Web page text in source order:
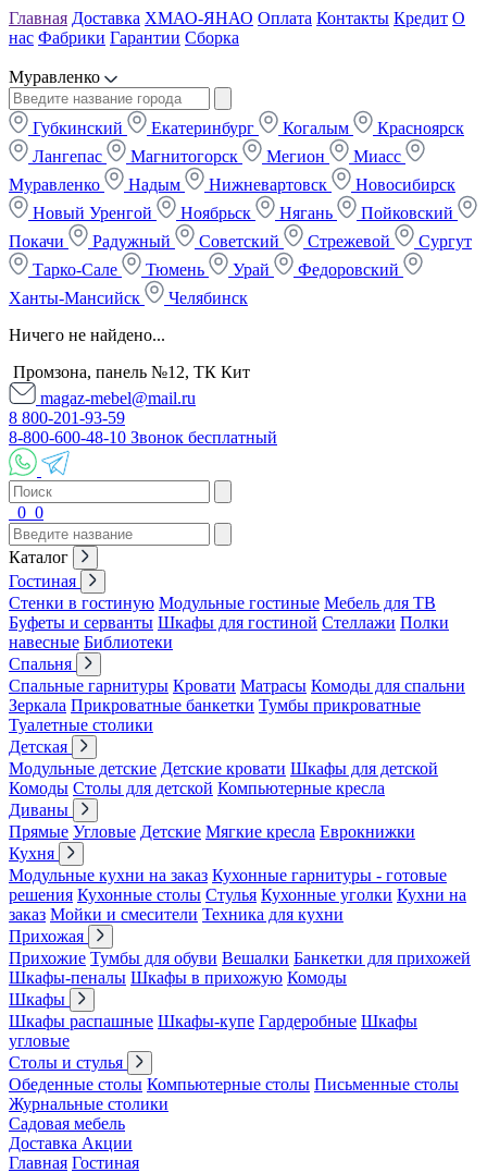
Главная Доставка ХМАО-ЯНАО Оплата Контакты Кредит О
нас Фабрики Гарантии Сборка
Муравленко
Губкинский Екатеринбург Когалым
Красноярск
Лангепас
Магнитогорск Мегион
Миасс
Муравленко
Надым Нижневартовск
Новосибирск
Новый Уренгой
Ноябрьск Нягань
Пойковский
Покачи
Радужный Советский Стрежевой
Сургут
Тарко-Сале
Тюмень Урай
Федоровский
Ханты-Мансийск
Челябинск
Ничего не найдено...
Промзона, панель №12, ТК Кит
magaz-mebel@mail.ru
8 800-201-93-59
8-800-600-48-10 Звонок бесплатный
0 0
Каталог
Гостиная
Стенки в гостиную Модульные гостиные Мебель для ТВ
Буфеты и серванты Шкафы для гостиной Стеллажи Полки
навесные Библиотеки
Спальня
Спальные гарнитуры Кровати Матрасы Комоды для спальни
Зеркала Прикроватные банкетки Тумбы прикроватные
Туалетные столики
Детская
Модульные детские Детские кровати Шкафы для детской
Комоды Столы для детской Компьютерные кресла
Диваны
Прямые Угловые Детские Мягкие кресла Еврокнижки
Кухня
Модульные кухни на заказ Кухонные гарнитуры - готовые
решения Кухонные столы Стулья Кухонные уголки Кухни на
заказ Мойки и смесители Техника для кухни
Прихожая
Прихожие Тумбы для обуви Вешалки Банкетки для прихожей
Шкафы-пеналы Шкафы в прихожую Комоды
Шкафы
Шкафы распашные Шкафы-купе Гардеробные Шкафы
угловые
Столы и стулья
Обеденные столы Компьютерные столы Письменные столы
Журнальные столики
Садовая мебель
Доставка Акции
Главная Гостиная